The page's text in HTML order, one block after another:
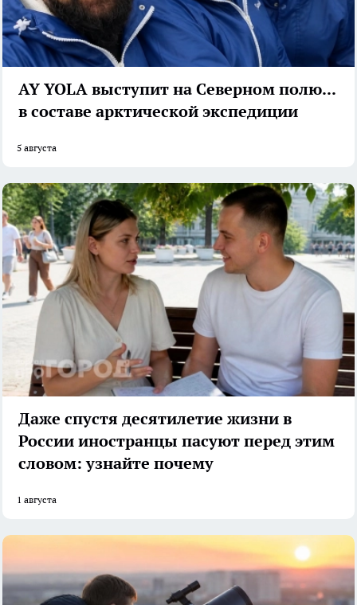
AY YOLA выступит на Северном полюсе
в составе арктической экспедиции
5 августа
Даже спустя десятилетие жизни в
России иностранцы пасуют перед этим
словом: узнайте почему
1 августа